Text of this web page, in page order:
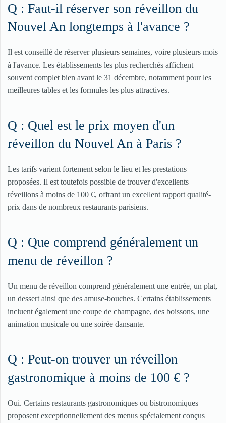
Q : Faut-il réserver son réveillon du
Nouvel An longtemps à l'avance ?
Il est conseillé de réserver plusieurs semaines, voire plusieurs mois
à l'avance. Les établissements les plus recherchés affichent
souvent complet bien avant le 31 décembre, notamment pour les
meilleures tables et les formules les plus attractives.
Q : Quel est le prix moyen d'un
réveillon du Nouvel An à Paris ?
Les tarifs varient fortement selon le lieu et les prestations
proposées. Il est toutefois possible de trouver d'excellents
réveillons à moins de 100 €, offrant un excellent rapport qualité-
prix dans de nombreux restaurants parisiens.
Q : Que comprend généralement un
menu de réveillon ?
Un menu de réveillon comprend généralement une entrée, un plat,
un dessert ainsi que des amuse-bouches. Certains établissements
incluent également une coupe de champagne, des boissons, une
animation musicale ou une soirée dansante.
Q : Peut-on trouver un réveillon
gastronomique à moins de 100 € ?
Oui. Certains restaurants gastronomiques ou bistronomiques
proposent exceptionnellement des menus spécialement conçus